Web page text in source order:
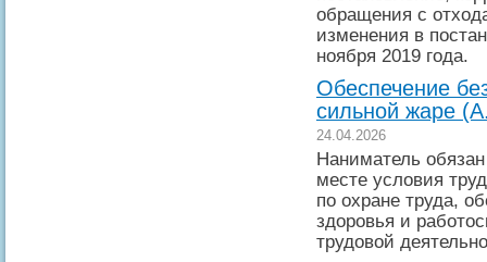
обращения с
изменения в
ноября 2019 года.
Обеспечение
сильной жаре
24.04.2026
Наниматель
месте условия
по охране труда,
здоровья и
трудовой